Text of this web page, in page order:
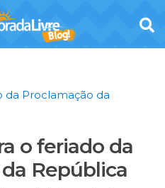
da Proclamação da
o feriado da
República